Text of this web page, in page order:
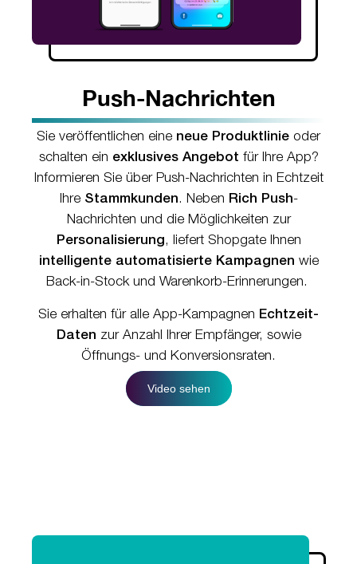
Push-Nachrichten
Sie veröffentlichen eine neue Produktlinie oder
schalten ein exklusives Angebot für Ihre App?
Informieren Sie über Push-Nachrichten in Echtzeit
Ihre Stammkunden. Neben Rich Push-
Nachrichten und die Möglichkeiten zur
Personalisierung, liefert Shopgate Ihnen
intelligente automatisierte Kampagnen wie
Back-in-Stock und Warenkorb-Erinnerungen.
Sie erhalten für alle App-Kampagnen Echtzeit-
Daten zur Anzahl Ihrer Empfänger, sowie
Öffnungs- und Konversionsraten.
Video sehen